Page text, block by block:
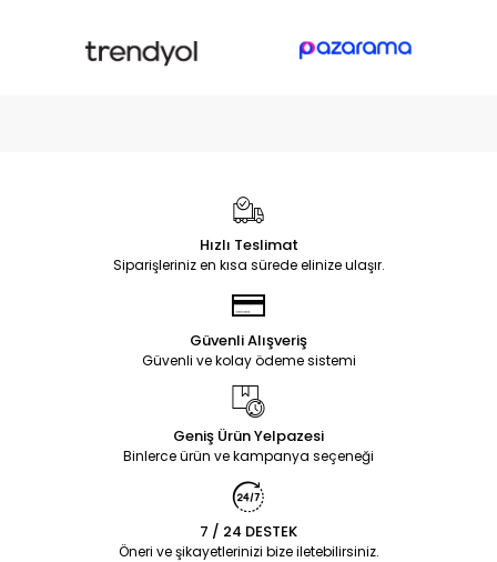
Hızlı Teslimat
Siparişleriniz en kısa sürede elinize ulaşır.
Güvenli Alışveriş
Güvenli ve kolay ödeme sistemi
Geniş Ürün Yelpazesi
Binlerce ürün ve kampanya seçeneği
7 / 24 DESTEK
Öneri ve şikayetlerinizi bize iletebilirsiniz.